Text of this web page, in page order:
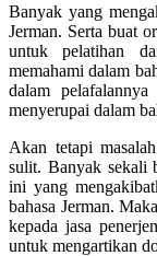
Banyak yang
Jerman. Serta buat
untuk pelatihan
memahami dalam
dalam
menyerupai dalam
Akan tetapi
sulit. Banyak sekali
ini yang
bahasa Jerman.
kepada jasa
untuk mengartikan